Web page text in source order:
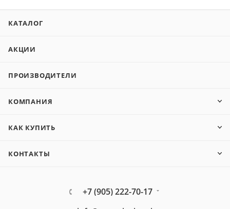
КАТАЛОГ
АКЦИИ
ПРОИЗВОДИТЕЛИ
КОМПАНИЯ
КАК КУПИТЬ
КОНТАКТЫ
+7 (905) 222-70-17